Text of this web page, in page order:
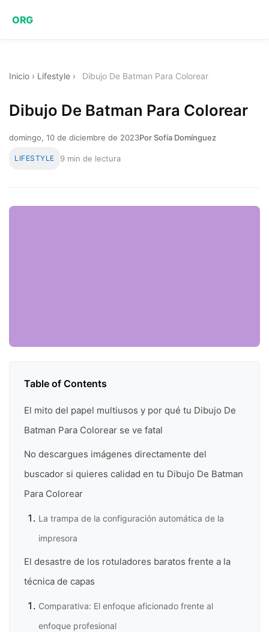
ORG
Inicio › Lifestyle › Dibujo De Batman Para Colorear
Dibujo De Batman Para Colorear
domingo, 10 de diciembre de 2023Por Sofía Domínguez
LIFESTYLE 9 min de lectura
Table of Contents
El mito del papel multiusos y por qué tu Dibujo De
Batman Para Colorear se ve fatal
No descargues imágenes directamente del
buscador si quieres calidad en tu Dibujo De Batman
Para Colorear
La trampa de la configuración automática de la
impresora
El desastre de los rotuladores baratos frente a la
técnica de capas
Comparativa: El enfoque aficionado frente al
enfoque profesional